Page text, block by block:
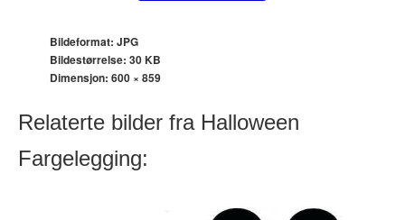
Bildeformat: JPG
Bildestørrelse: 30 KB
Dimensjon: 600 × 859
Relaterte bilder fra Halloween
Fargelegging: